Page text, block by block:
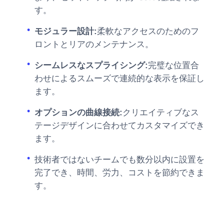
す。
モジュラー設計:柔軟なアクセスのためのフ
ロントとリアのメンテナンス。
シームレスなスプライシング:完璧な位置合
わせによるスムーズで連続的な表示を保証し
ます。
オプションの曲線接続: クリエイティブなス
テージデザインに合わせてカスタマイズでき
ます。
技術者ではないチームでも数分以内に設置を
完了でき、時間、労力、コストを節約できま
す。